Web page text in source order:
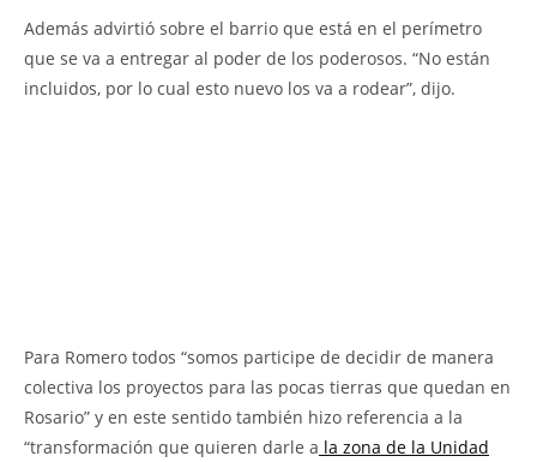
Además advirtió sobre el barrio que está en el perímetro
que se va a entregar al poder de los poderosos. “No están
incluidos, por lo cual esto nuevo los va a rodear”, dijo.
Para Romero todos “somos participe de decidir de manera
colectiva los proyectos para las pocas tierras que quedan en
Rosario” y en este sentido también hizo referencia a la
“transformación que quieren darle a la zona de la Unidad